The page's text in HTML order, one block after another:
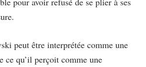
peut être interprétée comme une
ce qu’il perçoit comme une